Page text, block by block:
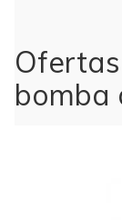
bomba